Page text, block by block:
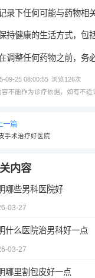
录下任何可能与药物相
持健康的生活方式，包
调整任何药物之前，务
09-25 08:00:55 浏览126次
容不能作为诊疗依据，如有不适
一篇
手术治疗好医院
内容
哪些男科医院好
03-27
什么医院治男科好一点
03-27
哪里割包皮好一点